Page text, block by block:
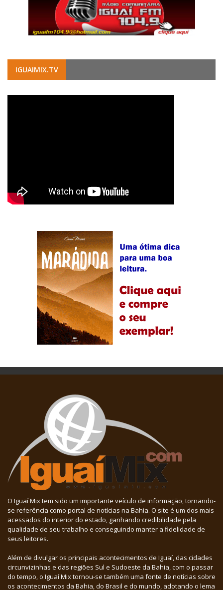
IGUAIMIX.TV
O Iguaí Mix tem sido um importante veículo de informação, tornando-
se referência como portal de notícias na Bahia. O site é um dos mais
acessados do interior do estado, ganhando credibilidade pela
qualidade de seu trabalho e conseguindo manter a fidelidade de
seus leitores.
Além de divulgar os principais acontecimentos de Iguaí, das cidades
circunvizinhas e das regiões Sul e Sudoeste da Bahia, com o passar
do tempo, o Iguaí Mix tornou-se também uma fonte de notícias sobre
os acontecimentos da Bahia, do Brasil e do mundo, adotando o lema